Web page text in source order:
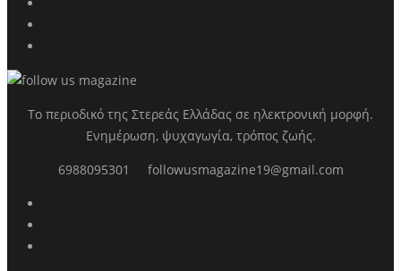
Το περιοδικό της Στερεάς Ελλάδας σε ηλεκτρονική μορφή.
Ενημέρωση, ψυχαγωγία, τρόπος ζωής.
6988095301 followusmagazine19@gmail.com